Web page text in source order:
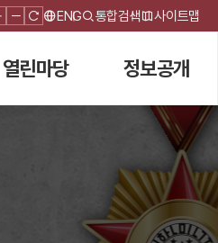
ENG 통합검색 사이트맵
열린마당 정보공개